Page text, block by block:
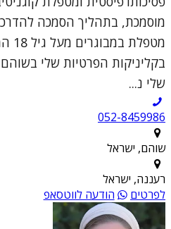
בקליניקות הפרטיות שלי
שלי נ...
052-8459986
שוהם, ישראל
רעננה, ישראל
לפרטים
הודעה לווטסאפ